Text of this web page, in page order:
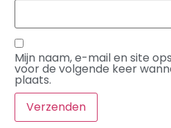
Mijn naam, e-mail en site
voor de volgende keer
plaats.